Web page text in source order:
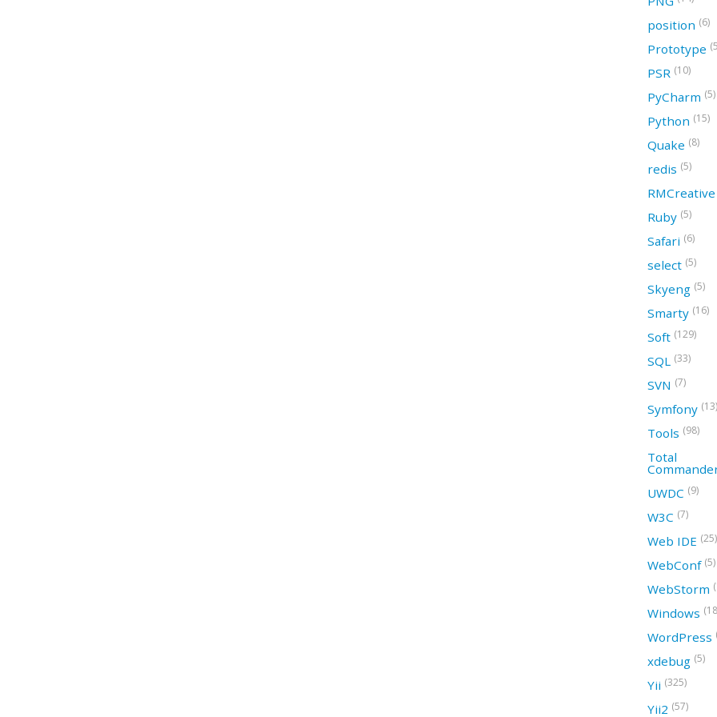
position (6)
Prototype
PSR (10)
PyCharm (5)
Python (15)
Quake (8)
redis (5)
RMCreative
Ruby (5)
Safari (6)
select (5)
Skyeng (5)
Smarty (16)
Soft (129)
SQL (33)
SVN (7)
Symfony (13)
Tools (98)
Total
UWDC (9)
W3C (7)
Web IDE (25)
WebConf (5)
WebStorm
Windows
WordPress
xdebug (5)
Yii (325)
Yii2 (57)